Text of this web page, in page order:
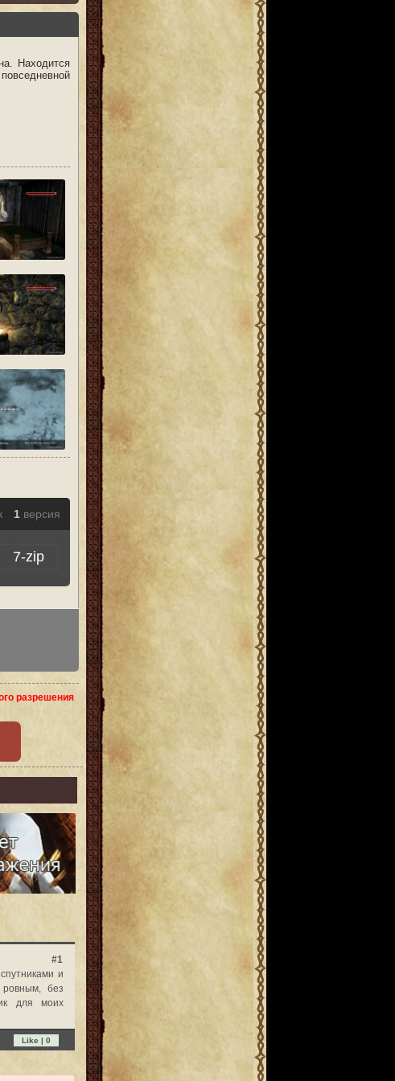
Находится
1 версия
7-zip
разрешения
#1
и
без
для моих
Like | 0